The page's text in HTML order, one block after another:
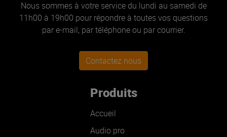
Nous sommes à votre service du lundi au samedi de
11h00 à 19h00 pour répondre à toutes vos questions
par e-mail, par téléphone ou par courrier.
Contactez nous
Produits
Accueil
Audio pro